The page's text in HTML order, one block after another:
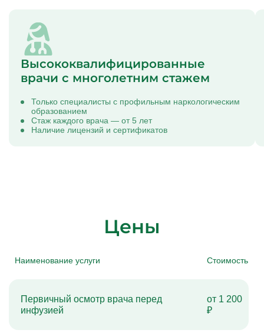
Высококвалифицированные
врачи с многолетним стажем
Только специалисты с профильным наркологическим
образованием
Стаж каждого врача — от 5 лет
Наличие лицензий и сертификатов
Цены
Наименование услуги Стоимость
Первичный осмотр врача перед
инфузией
от 1 200
₽